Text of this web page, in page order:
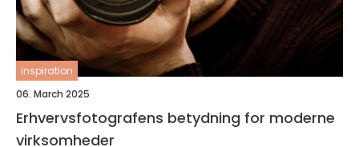
inspiration
06. March 2025
Erhvervsfotografens betydning for moderne
virksomheder